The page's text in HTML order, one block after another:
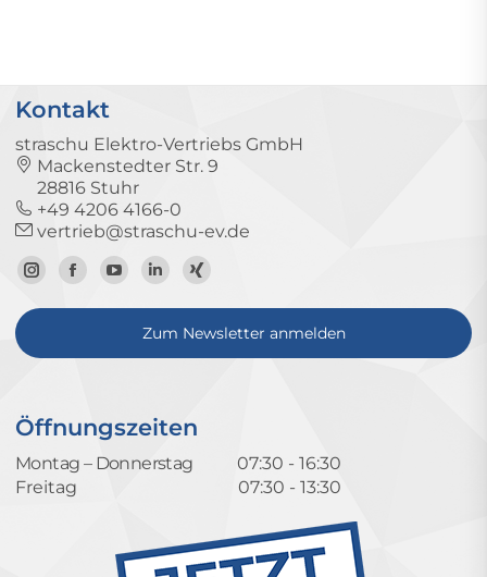
Kontakt
straschu Elektro-Vertriebs GmbH
Mackenstedter Str. 9
28816 Stuhr
+49 4206 4166-0
vertrieb@straschu-ev.de
Zum
Instagram-
Zur
Facebook-
Zum
YouTube-
Kanal
Zum
LinkedIn-
Profil
Zum
Xing-
Profil
Zum Newsletter anmelden
Öffnungszeiten
Montag – Donnerstag
07:30 - 16:30
Freitag
07:30 - 13:30